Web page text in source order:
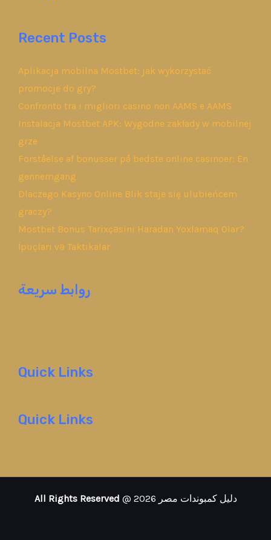
Recent Posts
Aplikacja mobilna Mostbet: jak wykorzystać
promocje do gry?
Confronto tra i migliori casino non AAMS e AAMS
Instalacja Mostbet APK: Wygodne zakłady w mobilnej
grze
Forståelse af bonusser på bedste online casinoer: En
gennemgang
Dlaczego Kasyno Online Blik staje się ulubieńcem
graczy?
Mostbet Bonus Tarixçəsini Haradan Yoxlamaq Olar?
İpuçları və Taktikalar
روابط سريعة
Quick Links
Quick Links
All Rights Reserved @ 2026 دليل كمبوندات مصر